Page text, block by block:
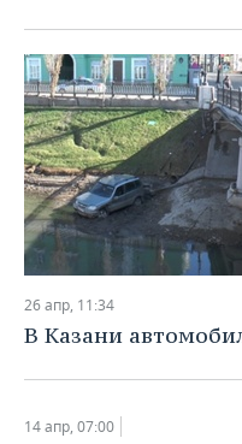
26 апр, 11:34
В Казани
14 апр, 07:00